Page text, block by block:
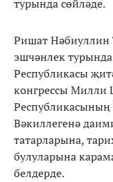
турында сөйләде.
Ришат Нәбиуллин
эшчәнлек
Республикасы
конгрессы Милли
Республикасының
Вәкиллегенә
татарларына,
булуларына
белдерде.